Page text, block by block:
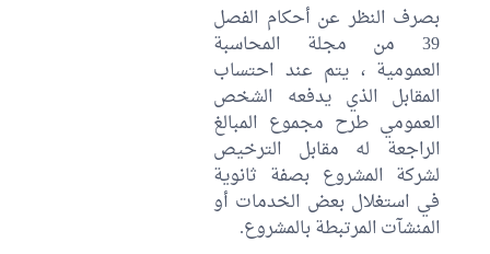
بصرف النظر عن أحكام الفصل
39 من مجلة المحاسبة
العمومية ، يتم عند احتساب
المقابل الذي يدفعه الشخص
العمومي طرح مجموع المبالغ
الراجعة له مقابل الترخيص
لشركة المشروع بصفة ثانوية
في استغلال بعض الخدمات أو
المنشآت المرتبطة بالمشروع.